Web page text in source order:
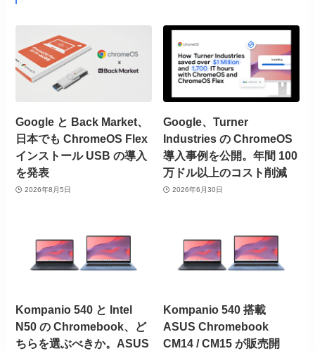
Google と Back Market、
日本でも ChromeOS Flex
インストール USB の導入
を発表
2026年8月5日
Google、Turner
Industries の ChromeOS
導入事例を公開。年間 100
万ドル以上のコスト削減
2026年6月30日
Kompanio 540 と Intel
N50 の Chromebook、ど
ちらを選ぶべきか。ASUS
Kompanio 540 搭載
ASUS Chromebook
CM14 / CM15 が販売開